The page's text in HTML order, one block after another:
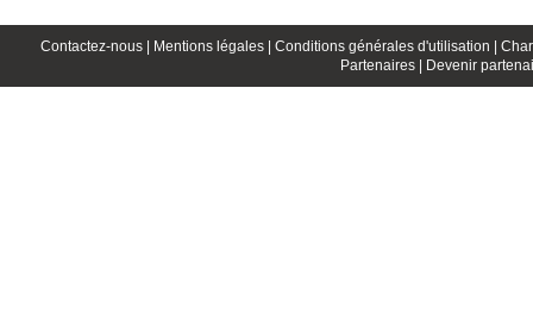
Contactez-nous | Mentions légales | Conditions générales d'utilisation |
Partenaires |
Devenir